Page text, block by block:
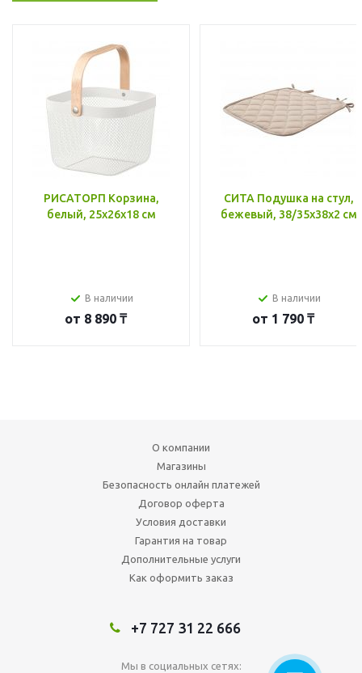
РИСАТОРП Корзина,
белый, 25x26x18 см
В наличии
от 8 890 ₸
СИТА Подушка на стул,
бежевый, 38/35x38x2 см
В наличии
от 1 790 ₸
О компании
Магазины
Безопасность онлайн платежей
Договор оферта
Условия доставки
Гарантия на товар
Дополнительные услуги
Как оформить заказ
+7 727 31 22 666
Мы в социальных сетях: